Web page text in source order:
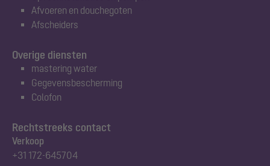
Afvoeren en douchegoten
Afscheiders
Rechtstreeks contact
Verkoop
+31 172-645704
Overige diensten
mastering water
Gegevensbescherming
Colofon